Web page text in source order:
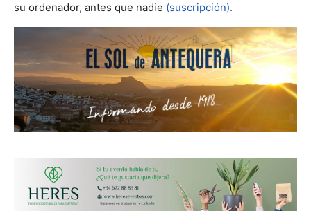
su ordenador, antes que nadie (suscripción).